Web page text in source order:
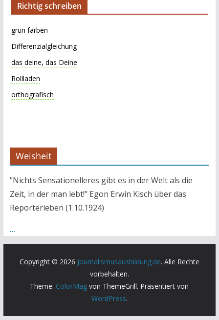
Richtig schreiben
grün färben
Differenzialgleichung
das deine, das Deine
Rollladen
orthografisch
Weisheit
"Nichts Sensationelleres gibt es in der Welt als die
Zeit, in der man lebt!" Egon Erwin Kisch über das
Reporterleben (1.10.1924)
…
Copyright © 2026 Journalismusausbildung.de. Alle Rechte
vorbehalten.
Theme: ColorMag von ThemeGrill. Präsentiert von
WordPress.